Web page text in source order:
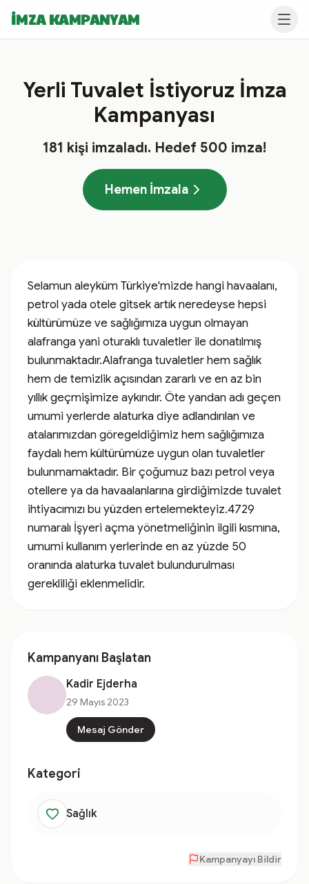
İMZA KAMPANYAM
Yerli Tuvalet İstiyoruz İmza
Kampanyası
181 kişi imzaladı. Hedef 500 imza!
Hemen İmzala
Selamun aleyküm Türkiye'mizde hangi havaalanı,
petrol yada otele gitsek artık neredeyse hepsi
kültürümüze ve sağlığımıza uygun olmayan
alafranga yani oturaklı tuvaletler ile donatılmış
bulunmaktadır.Alafranga tuvaletler hem sağlık
hem de temizlik açısından zararlı ve en az bin
yıllık geçmişimize aykırıdır. Öte yandan adı geçen
umumi yerlerde alaturka diye adlandırılan ve
atalarımızdan göregeldiğimiz hem sağlığımıza
faydalı hem kültürümüze uygun olan tuvaletler
bulunmamaktadır. Bir çoğumuz bazı petrol veya
otellere ya da havaalanlarına girdiğimizde tuvalet
ihtiyacımızı bu yüzden ertelemekteyiz.4729
numaralı İşyeri açma yönetmeliğinin ilgili kısmına,
umumi kullanım yerlerinde en az yüzde 50
oranında alaturka tuvalet bulundurulması
gerekliliği eklenmelidir.
Kampanyanı Başlatan
Kadir Ejderha
29 Mayıs 2023
Mesaj Gönder
Kategori
Sağlık
Kampanyayı Bildir